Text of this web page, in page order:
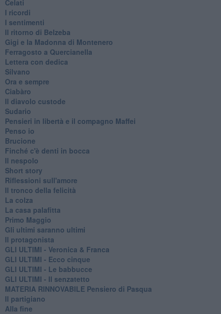
Celati
I ricordi
I sentimenti
Il ritorno di Belzeba
Gigi e la Madonna di Montenero
Ferragosto a Quercianella
Lettera con dedica
Silvano
Ora e sempre
Ciabàro
Il diavolo custode
Sudario
Pensieri in libertà e il compagno Maffei
Penso io
Brucione
Finché c'è denti in bocca
Il nespolo
Short story
Riflessioni sull'amore
Il tronco della felicità
La colza
La casa palafitta
Primo Maggio
Gli ultimi saranno ultimi
Il protagonista
GLI ULTIMI - Veronica & Franca
GLI ULTIMI - Ecco cinque
GLI ULTIMI - Le babbucce
GLI ULTIMI - Il senzatetto
MATERIA RINNOVABILE Pensiero di Pasqua
Il partigiano
Alla fine